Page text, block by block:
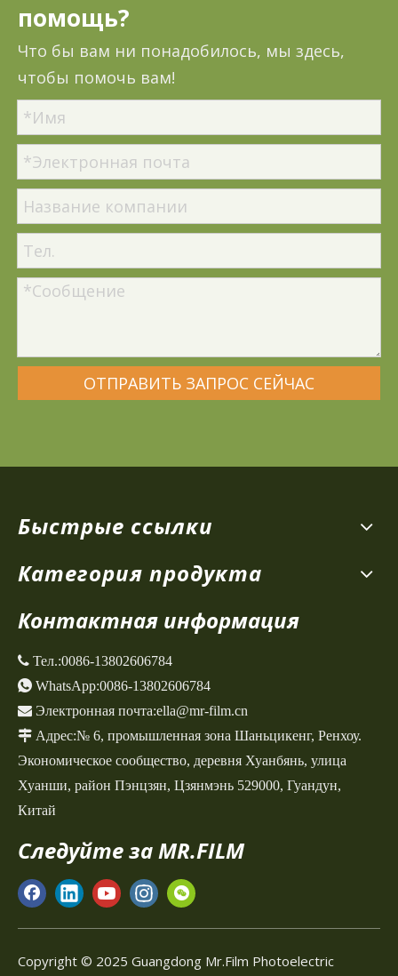
помощь?
Что бы вам ни понадобилось, мы здесь,
чтобы помочь вам!
ОТПРАВИТЬ ЗАПРОС СЕЙЧАС
Быстрые ссылки
Категория продукта
Контактная информация
 Тел.:0086-13802606784
 WhatsApp:0086-13802606784
 Электронная почта:ella@mr-film.cn
 Адрес:№ 6, промышленная зона Шаньцикенг, Ренхоу.
Экономическое сообщество, деревня Хуанбянь, улица
Хуанши, район Пэнцзян, Цзянмэнь 529000, Гуандун,
Китай
Следуйте за MR.FILM
Copyright © 2025 Guangdong Mr.Film Photoelectric